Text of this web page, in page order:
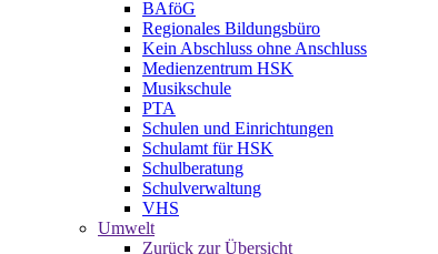
BAföG
Regionales Bildungsbüro
Kein Abschluss ohne Anschluss
Medienzentrum HSK
Musikschule
PTA
Schulen und Einrichtungen
Schulamt für HSK
Schulberatung
Schulverwaltung
VHS
Umwelt
Zurück zur Übersicht